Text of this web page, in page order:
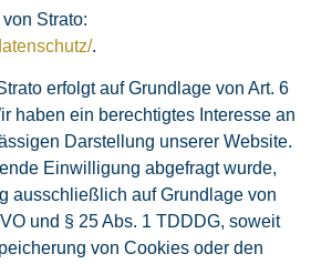
Strato:
.
erfolgt auf Grundlage von Art. 6
haben ein berechtigtes Interesse an
Darstellung unserer Website.
Einwilligung abgefragt wurde,
ausschließlich auf Grundlage von
und § 25 Abs. 1 TDDDG, soweit
von Cookies oder den